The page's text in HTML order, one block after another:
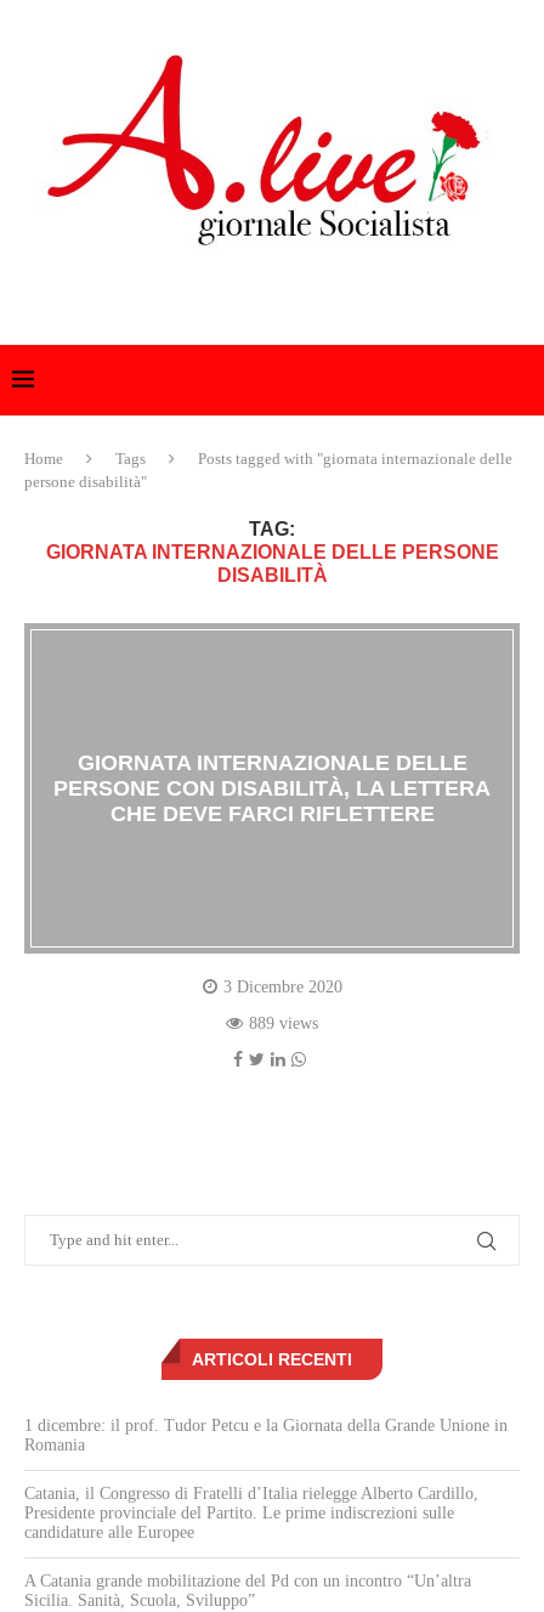
Home Tags
Posts tagged with "giornata internazionale delle
persone disabilità"
TAG:
GIORNATA INTERNAZIONALE DELLE PERSONE
DISABILITÀ
GIORNATA INTERNAZIONALE DELLE
PERSONE CON DISABILITÀ, LA LETTERA
CHE DEVE FARCI RIFLETTERE
3 Dicembre 2020
889 views
ARTICOLI RECENTI
1 dicembre: il prof. Tudor Petcu e la Giornata della Grande Unione in
Romania
Catania, il Congresso di Fratelli d’Italia rielegge Alberto Cardillo,
Presidente provinciale del Partito. Le prime indiscrezioni sulle
candidature alle Europee
A Catania grande mobilitazione del Pd con un incontro “Un’altra
Sicilia. Sanità, Scuola, Sviluppo”